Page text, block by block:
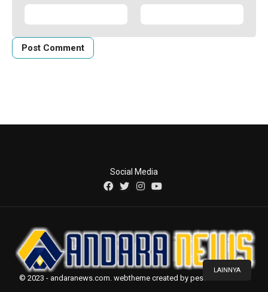
LAINNYA
Social Media
© 2023 - andaranews.com. webtheme created by pesonaweb.com